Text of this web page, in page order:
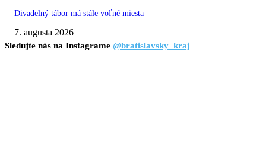
Divadelný tábor má stále voľné miesta
7. augusta 2026
Sledujte nás na Instagrame @bratislavsky_kraj